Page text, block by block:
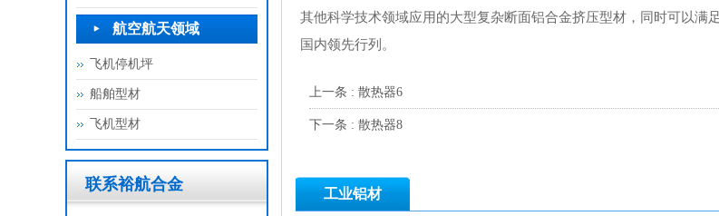
航空航天领域
飞机停机坪
船舶型材
飞机型材
联系裕航合金
其他科学技术领域应用的大型复杂断面铝合金挤压型材，同时可以
国内领先行列。
上一条 : 散热器6
下一条 : 散热器8
工业铝材